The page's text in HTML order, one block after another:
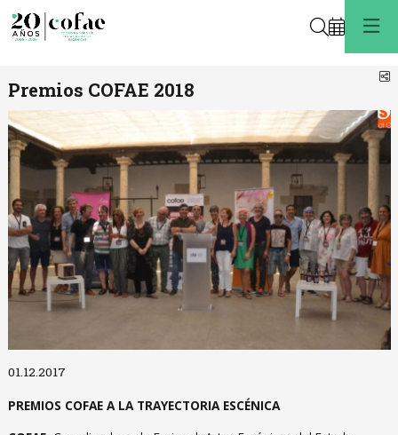
Buscar
Premios COFAE 2018
01.12.2017
PREMIOS COFAE A LA TRAYECTORIA ESCÉNICA